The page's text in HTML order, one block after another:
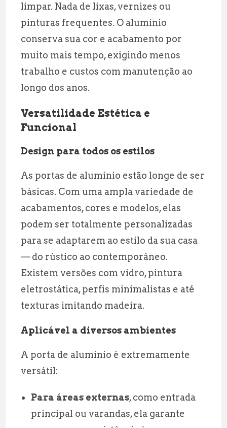
limpar. Nada de lixas, vernizes ou
pinturas frequentes. O alumínio
conserva sua cor e acabamento por
muito mais tempo, exigindo menos
trabalho e custos com manutenção ao
longo dos anos.
Versatilidade Estética e
Funcional
Design para todos os estilos
As portas de alumínio estão longe de ser
básicas. Com uma ampla variedade de
acabamentos, cores e modelos, elas
podem ser totalmente personalizadas
para se adaptarem ao estilo da sua casa
— do rústico ao contemporâneo.
Existem versões com vidro, pintura
eletrostática, perfis minimalistas e até
texturas imitando madeira.
Aplicável a diversos ambientes
A porta de alumínio é extremamente
versátil:
Para áreas externas, como entrada
principal ou varandas, ela garante